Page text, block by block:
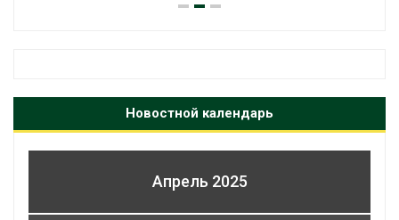
Новостной календарь
Апрель 2025